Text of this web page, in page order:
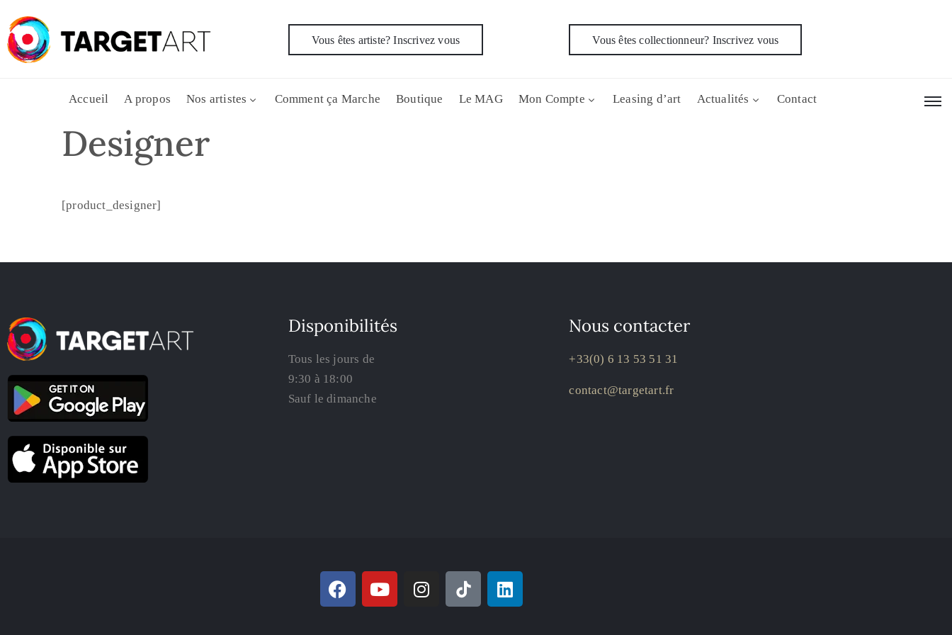
Vous êtes artiste? Inscrivez vous Vous êtes collectionneur? Inscrivez vous
Accueil A propos Nos artistes Comment ça Marche Boutique Le MAG Mon Compte Leasing d’art Actualités Contact
Designer
[product_designer]
Disponibilités
Tous les jours de
9:30 à 18:00
Sauf le dimanche
Nous contacter
+33(0) 6 13 53 51 31
contact@targetart.fr